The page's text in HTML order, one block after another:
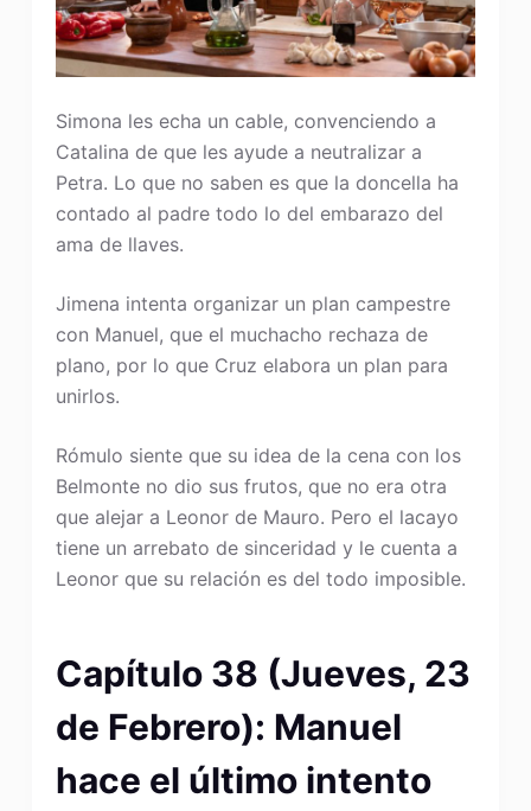
Simona les echa un cable, convenciendo a
Catalina de que les ayude a neutralizar a
Petra. Lo que no saben es que la doncella ha
contado al padre todo lo del embarazo del
ama de llaves.
Jimena intenta organizar un plan campestre
con Manuel, que el muchacho rechaza de
plano, por lo que Cruz elabora un plan para
unirlos.
Rómulo siente que su idea de la cena con los
Belmonte no dio sus frutos, que no era otra
que alejar a Leonor de Mauro. Pero el lacayo
tiene un arrebato de sinceridad y le cuenta a
Leonor que su relación es del todo imposible.
Capítulo 38 (Jueves, 23
de Febrero): Manuel
hace el último intento